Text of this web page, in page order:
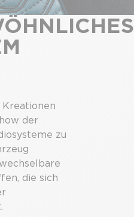
A
der
zu
die sich